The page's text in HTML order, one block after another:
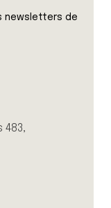
newsletters de
483,